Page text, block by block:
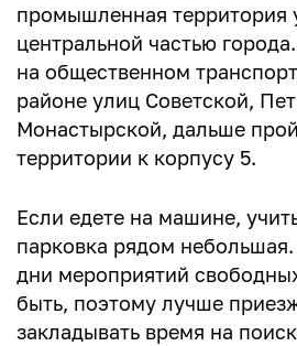
промышленная территория
центральной частью
на общественном
районе улиц Советской,
Монастырской, дальше
территории к корпусу 5.
Если едете на машине,
парковка рядом
дни мероприятий
быть, поэтому лучше
закладывать время на